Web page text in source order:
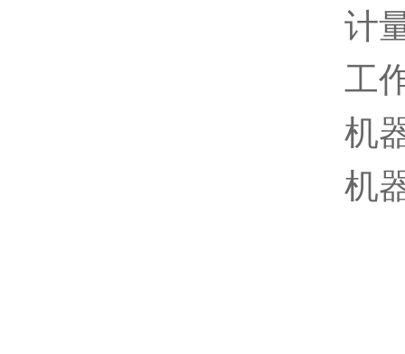
计
工
机
机